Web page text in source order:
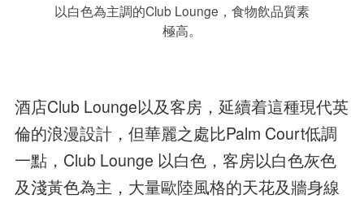
以白色為主調的Club Lounge，食物飲品質素
極高。
酒店Club Lounge以及客房，延續着這種現代英
倫的浪漫設計，但華麗之處比Palm Court低調
一點，Club Lounge 以白色，客房以白色灰色
及淺黃色為主，大量歐陸風格的天花及牆身線